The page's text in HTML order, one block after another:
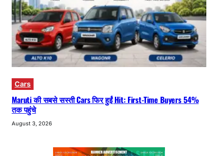
Cars
Maruti की सबसे सस्ती Cars फिर हुईं Hit: First-Time Buyers 54%
तक पहुंचे
August 3, 2026